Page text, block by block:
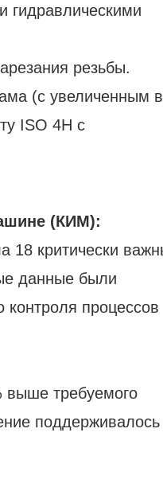
гидравлическими
резьбы.
(с увеличенным
ISO 4H с
(КИМ):
18 критически
данные были
контроля процессов
выше требуемого
поддерживалось